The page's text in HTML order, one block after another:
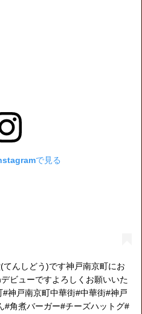
で見る
しどう)です神戸南京町にお
ビューですよろしくお願いいた
神戸南京町中華街#中華街#神戸
#角煮バーガー#チーズハットグ#